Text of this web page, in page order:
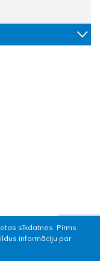
sīkdatnes. Pirms
informāciju par